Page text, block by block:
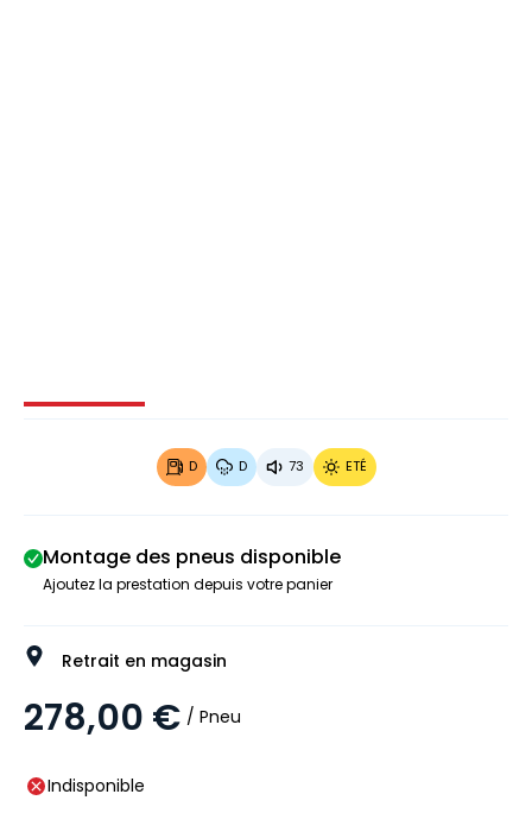
Image 1 sur 3
D D 73 ETÉ
Montage des pneus disponible
Ajoutez la prestation depuis votre panier
Retrait en magasin
278,00 € / Pneu
Indisponible